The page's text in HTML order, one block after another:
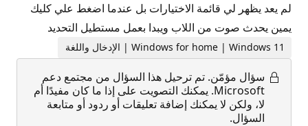
لم يعد يظهر لي قائمة الاختيارات بل عندما اضغط علي كليك
يمين يحدث صوت من اللاب ويبدا بعمل مستطيل التحديد
Windows for home | Windows 11 | الإدخال واللغة
سؤال مؤمّن. تم ترحيل هذا السؤال من مجتمع دعم
Microsoft. يمكنك التصويت على إذا ما كان مفيدًا أم
لا، ولكن لا يمكنك إضافة تعليقات أو ردود أو متابعة
السؤال.